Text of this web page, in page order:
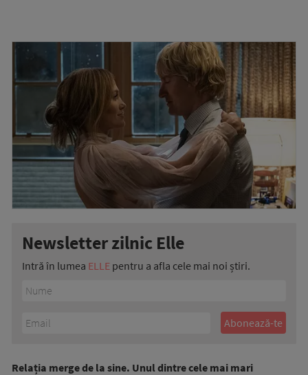
Newsletter zilnic Elle
Intră în lumea ELLE pentru a afla cele mai noi știri.
Relația merge de la sine. Unul dintre cele mai mari